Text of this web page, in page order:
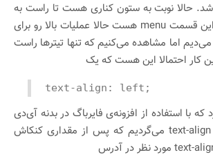
حالا نوبت به ستون کناری هست تا راست به
چپ بشه نام آی‌دی این قسمت menu هست حالا عملیات بالا رو برای
اما مشاهده می‌کنیم که تنها تیترها راست
کار احتمالا این هست که یک
text-align: left;
که با استفاده از افزونه‌ی فایرباگ در بدنه آی‌دی
menu به دنبال این text-align می‌گردیم که پس از مقداری کنکاش